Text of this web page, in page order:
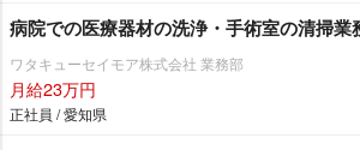
病院での医療器材の洗浄・手術室の清掃業
ワタキューセイモア株式会社 業務部
月給23万円
正社員 / 愛知県